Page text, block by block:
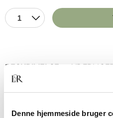
Denne hjemmeside bruger
1
BESKRIVELSE
Som pædagog har du